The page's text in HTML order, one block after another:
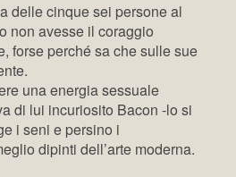
delle cinque sei persone al
non avesse il coraggio
forse perché sa che sulle sue
una energia sessuale
di lui incuriosito Bacon -lo si
i seni e persino i
dipinti dell’arte moderna.